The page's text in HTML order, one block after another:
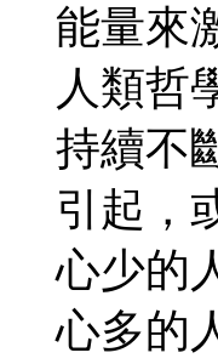
能量來
人類哲
持續不
引起，
心少的
心多的